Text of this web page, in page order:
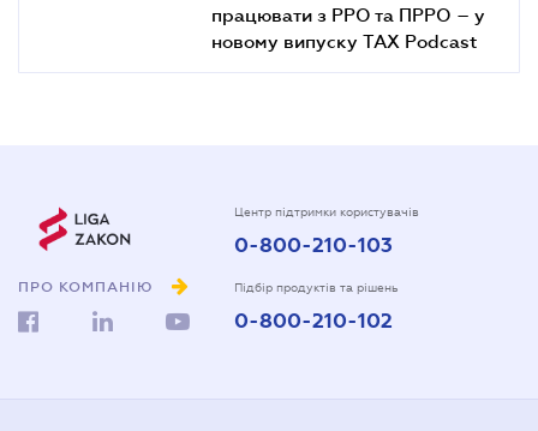
працювати з РРО та ПРРО – у
новому випуску TAX Podcast
ПРО КОМПАНІЮ
Центр підтримки користувачів
0-800-210-103
Підбір продуктів та рішень
0-800-210-102